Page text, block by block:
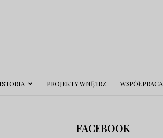
PROJEKTY WNĘTRZ WSPÓŁPRACA
FACEBOOK